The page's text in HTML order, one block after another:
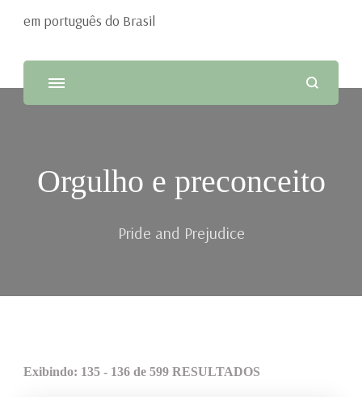
em português do Brasil
Orgulho e preconceito
Pride and Prejudice
Exibindo: 135 - 136 de 599 RESULTADOS